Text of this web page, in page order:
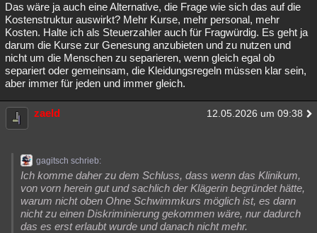
Das wäre ja auch eine Alternative, die Frage wie sich das auf die
Kostenstruktur auswirkt? Mehr Kurse, mehr personal, mehr
Kosten. Halte ich als Steuerzahler auch für Fragwürdig. Es geht ja
darum die Kurse zur Genesung anzubieten und zu nutzen und
nicht um die Menschen zu separieren, wenn gleich egal ob
separiert oder gemeinsam, die Kleidungsregeln müssen klar sein,
aber immer für jeden und immer gleich.
zaeld 12.05.2026 um 09:38
gagitsch schrieb:
Ich komme daher zu dem Schluss, dass wenn das Klinikum,
von vorn herein gut und sachlich der Klägerin begründet hätte,
warum nicht oben Ohne Schwimmkurs möglich ist, es dann
nicht zu einen Diskriminierung gekommen wäre, nur dadurch
das es erst erlaubt wurde und danach nicht mehr.